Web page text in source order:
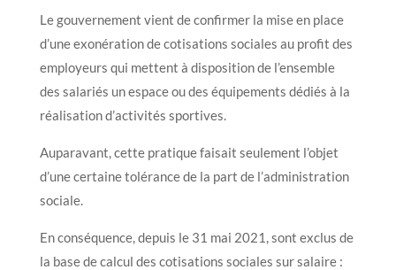
Le gouvernement vient de confirmer la mise en place
d’une exonération de cotisations sociales au profit des
employeurs qui mettent à disposition de l’ensemble
des salariés un espace ou des équipements dédiés à la
réalisation d’activités sportives.
Auparavant, cette pratique faisait seulement l’objet
d’une certaine tolérance de la part de l’administration
sociale.
En conséquence, depuis le 31 mai 2021, sont exclus de
la base de calcul des cotisations sociales sur salaire :